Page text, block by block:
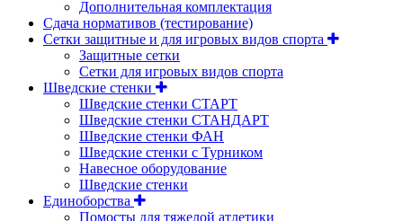
Дополнительная комплектация
Сдача нормативов (тестирование)
Сетки защитные и для игровых видов спорта
Защитные сетки
Сетки для игровых видов спорта
Шведские стенки
Шведские стенки СТАРТ
Шведские стенки СТАНДАРТ
Шведские стенки ФАН
Шведские стенки с Турником
Навесное оборудование
Шведские стенки
Единоборства
Помосты для тяжелой атлетики